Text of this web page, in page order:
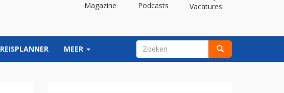
Magazine Podcasts Vacatures
REISPLANNER MEER ZOEKVELD